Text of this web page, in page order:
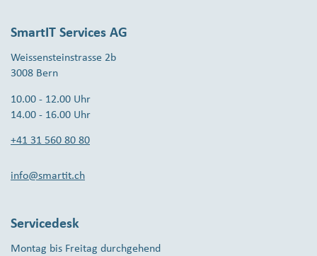
SmartIT Services AG
Weissensteinstrasse 2b
3008 Bern
10.00 - 12.00 Uhr
14.00 - 16.00 Uhr
+41 31 560 80 80
info@smartit.ch
Servicedesk
Montag bis Freitag durchgehend